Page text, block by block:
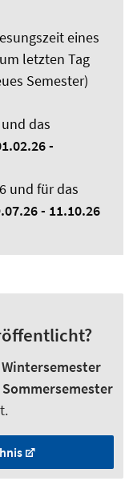
eines
letzten Tag
Semester)
das
-
und für das
- 11.10.26
Wintersemester
Sommersemester